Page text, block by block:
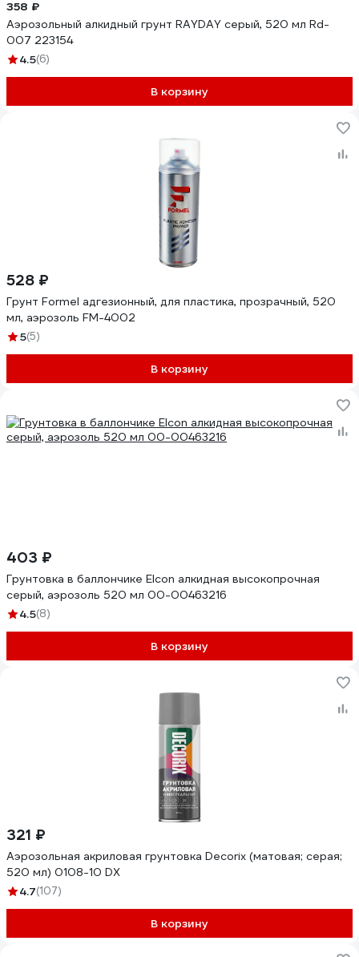
358 ₽
Аэрозольный алкидный грунт RAYDAY серый, 520 мл Rd-
007 223154
4.5(6)
В корзину
528 ₽
Грунт Formel адгезионный, для пластика, прозрачный, 520
мл, аэрозоль FM-4002
5(5)
В корзину
403 ₽
Грунтовка в баллончике Elcon алкидная высокопрочная
серый, аэрозоль 520 мл 00-00463216
4.5(8)
В корзину
321 ₽
Аэрозольная акриловая грунтовка Decorix (матовая; серая;
520 мл) 0108-10 DX
4.7(107)
В корзину